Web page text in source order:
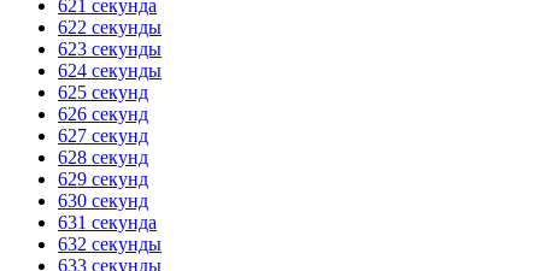
621 секунда
622 секунды
623 секунды
624 секунды
625 секунд
626 секунд
627 секунд
628 секунд
629 секунд
630 секунд
631 секунда
632 секунды
633 секунды